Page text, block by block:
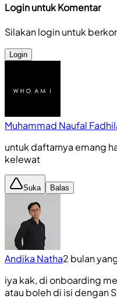
Login untuk Komentar
Silakan login untuk
Login
Muhammad Naufal
untuk daftarnya emang
kelewat
Suka Balas
Andika Natha2 bulan
iya kak, di onboarding
atau boleh di isi dengan